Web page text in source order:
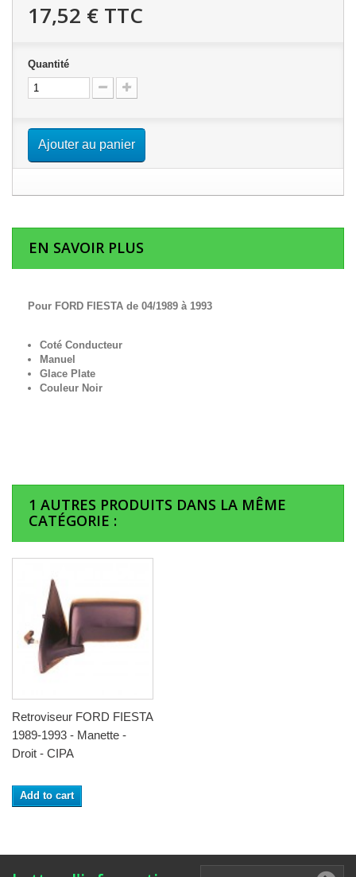
17,52 € TTC
Quantité
Ajouter au panier
EN SAVOIR PLUS
Pour FORD FIESTA de 04/1989 à 1993
Coté Conducteur
Manuel
Glace Plate
Couleur Noir
1 AUTRES PRODUITS DANS LA MÊME
CATÉGORIE :
Retroviseur FORD FIESTA
1989-1993 - Manette -
Droit - CIPA
Add to cart